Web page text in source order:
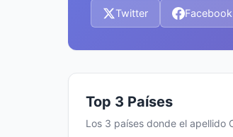
Twitter Facebook
Top 3 Países
Los 3 países donde el apellido